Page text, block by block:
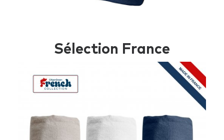
Sélection France